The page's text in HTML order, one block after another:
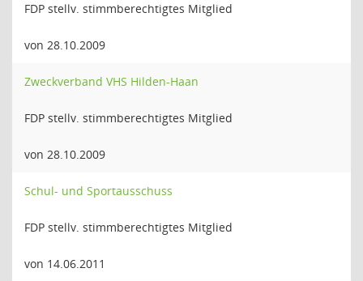
FDP stellv. stimmberechtigtes Mitglied
von 28.10.2009
Zweckverband VHS Hilden-Haan
FDP stellv. stimmberechtigtes Mitglied
von 28.10.2009
Schul- und Sportausschuss
FDP stellv. stimmberechtigtes Mitglied
von 14.06.2011